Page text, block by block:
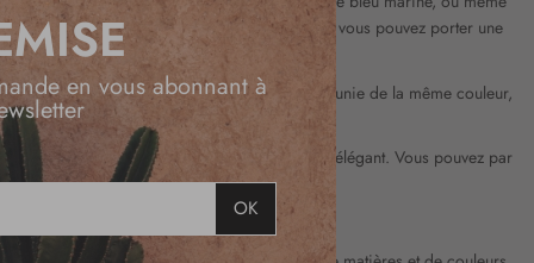
votre silhouette. Avec ce type de pantalon, vous pouvez porter une
et assuré.
ou casual. Associez-le à une veste unie de la même couleur,
fluide noir, facile à combiner et toujours élégant. Vous pouvez par
en vous abonnant à
OK